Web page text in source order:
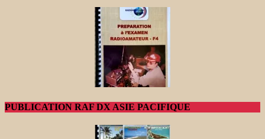
PUBLICATION RAF DX ASIE PACIFIQUE